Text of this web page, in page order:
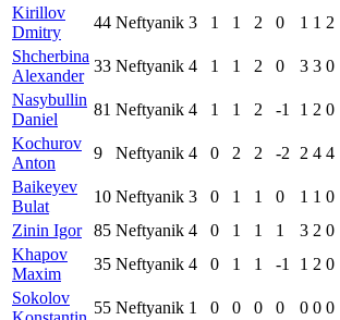
Kirillov
Dmitry
44 Neftyanik 3 1 1 2 0 1 1 2
Shcherbina
Alexander
33 Neftyanik 4 1 1 2 0 3 3 0
Nasybullin
Daniel
81 Neftyanik 4 1 1 2 -1 1 2 0
Kochurov
Anton
9 Neftyanik 4 0 2 2 -2 2 4 4
Baikeyev
Bulat
10 Neftyanik 3 0 1 1 0 1 1 0
Zinin Igor
85 Neftyanik 4 0 1 1 1 3 2 0
Khapov
Maxim
35 Neftyanik 4 0 1 1 -1 1 2 0
Sokolov
55 Neftyanik 1 0 0 0 0 0 0 0